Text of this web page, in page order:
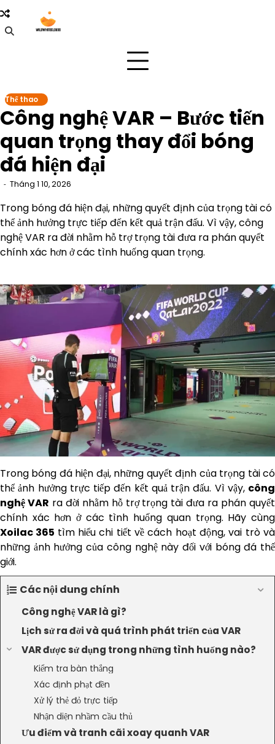
Skip
to
content
Thể thao
Công nghệ VAR – Bước tiến
quan trọng thay đổi bóng
đá hiện đại
Tháng 1 10, 2026
Trong bóng đá hiện đại, những quyết định của trọng tài có
thể ảnh hưởng trực tiếp đến kết quả trận đấu. Vì vậy, công
nghệ VAR ra đời nhằm hỗ trợ trọng tài đưa ra phán quyết
chính xác hơn ở các tình huống quan trọng.
Trong bóng đá hiện đại, những quyết định của trọng tài có
thể ảnh hưởng trực tiếp đến kết quả trận đấu. Vì vậy, công
nghệ VAR ra đời nhằm hỗ trợ trọng tài đưa ra phán quyết
chính xác hơn ở các tình huống quan trọng. Hãy cùng
Xoilac 365 tìm hiểu chi tiết về cách hoạt động, vai trò và
những ảnh hưởng của công nghệ này đối với bóng đá thế
giới.
Các nội dung chính
Công nghệ VAR là gì?
Lịch sử ra đời và quá trình phát triển của VAR
VAR được sử dụng trong những tình huống nào?
Kiểm tra bàn thắng
Xác định phạt đền
Xử lý thẻ đỏ trực tiếp
Nhận diện nhầm cầu thủ
Ưu điểm và tranh cãi xoay quanh VAR